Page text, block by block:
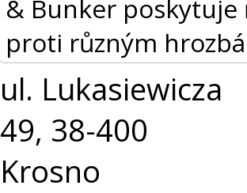
& Bunker
proti různým
ul. Lukasiewicza
49, 38-400
Krosno